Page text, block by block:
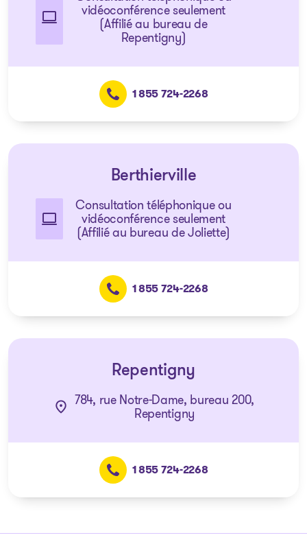
vidéoconférence seulement
(Affilié au bureau de
Repentigny)
1 855 724-2268
Berthierville
Consultation téléphonique ou
vidéoconférence seulement
(Affilié au bureau de Joliette)
1 855 724-2268
Repentigny
784, rue Notre-Dame, bureau 200,
Repentigny
1 855 724-2268